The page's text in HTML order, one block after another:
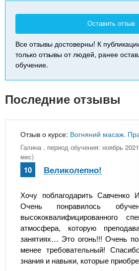
Оставить отзыв
Все отзывы достоверны! К
только отзывы от людей, ранее
обучение.
Последние отзывы
Отзыв о курсе: Вогняний масаж.
Галина, период обучения: ноябрь
мес)
Хочу поблагодарить Савченко
Очень понравилось
высококвалифицированного
атмосфера, которую
занятиях… Это огонь!!! Очень
менее требовательный!
знания и навыки, которые
10 Великолепно!